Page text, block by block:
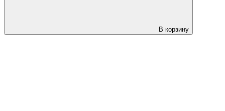
В корзину